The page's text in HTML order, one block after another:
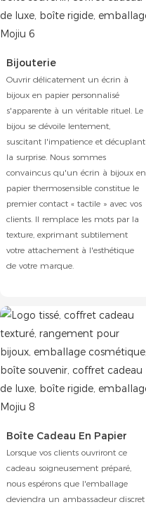
Bijouterie
Ouvrir délicatement un écrin à
bijoux en papier personnalisé
s'apparente à un véritable rituel. Le
bijou se dévoile lentement,
suscitant l'impatience et décuplant
la surprise. Nous sommes
convaincus qu'un écrin à bijoux en
papier thermosensible constitue le
premier contact « tactile » avec vos
clients. Il remplace les mots par la
texture, exprimant subtilement
votre attachement à l'esthétique
de votre marque.
Boîte Cadeau En Papier
Lorsque vos clients ouvriront ce
cadeau soigneusement préparé,
nous espérons que l'emballage
deviendra un ambassadeur discret